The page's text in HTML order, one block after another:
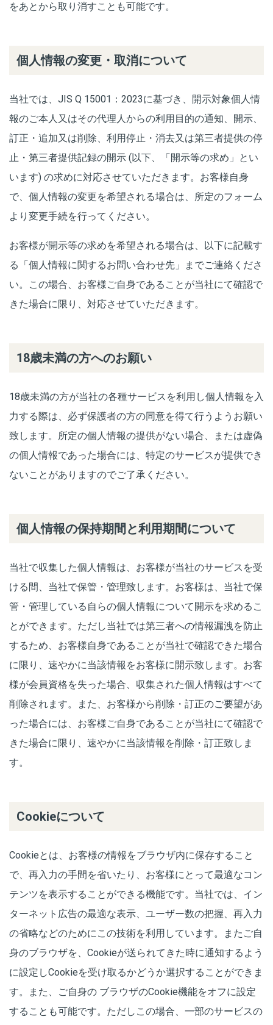
をあとから取り消すことも可能です。
個人情報の変更・取消について
当社では、JIS Q 15001：2023に基づき、開示対象個人情
報のご本人又はその代理人からの利用目的の通知、開示、
訂正・追加又は削除、利用停止・消去又は第三者提供の停
止・第三者提供記録の開示 (以下、「開示等の求め」とい
います) の求めに対応させていただきます。お客様自身
で、個人情報の変更を希望される場合は、所定のフォーム
より変更手続を行ってください。
お客様が開示等の求めを希望される場合は、以下に記載す
る「個人情報に関するお問い合わせ先」までご連絡くださ
い。この場合、お客様ご自身であることが当社にて確認で
きた場合に限り、対応させていただきます。
18歳未満の方へのお願い
18歳未満の方が当社の各種サービスを利用し個人情報を入
力する際は、必ず保護者の方の同意を得て行うようお願い
致します。所定の個人情報の提供がない場合、または虚偽
の個人情報であった場合には、特定のサービスが提供でき
ないことがありますのでご了承ください。
個人情報の保持期間と利用期間について
当社で収集した個人情報は、お客様が当社のサービスを受
ける間、当社で保管・管理致します。お客様は、当社で保
管・管理している自らの個人情報について開示を求めるこ
とができます。ただし当社では第三者への情報漏洩を防止
するため、お客様自身であることが当社で確認できた場合
に限り、速やかに当該情報をお客様に開示致します。お客
様が会員資格を失った場合、収集された個人情報はすべて
削除されます。また、お客様から削除・訂正のご要望があ
った場合には、お客様ご自身であることが当社にて確認で
きた場合に限り、速やかに当該情報を削除・訂正致しま
す。
Cookieについて
Cookieとは、お客様の情報をブラウザ内に保存すること
で、再入力の手間を省いたり、お客様にとって最適なコン
テンツを表示することができる機能です。当社では、イン
ターネット広告の最適な表示、ユーザー数の把握、再入力
の省略などのためにこの技術を利用しています。またご自
身のブラウザを、Cookieが送られてきた時に通知するよう
に設定しCookieを受け取るかどうか選択することができま
す。また、ご自身の ブラウザのCookie機能をオフに設定
することも可能です。ただしこの場合、一部のサービスの